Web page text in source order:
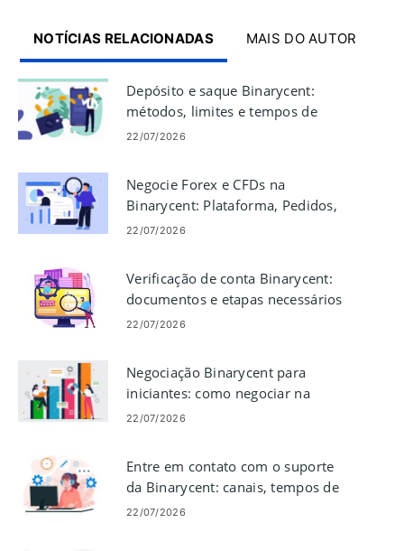
NOTÍCIAS RELACIONADAS MAIS DO AUTOR
Depósito e saque Binarycent:
métodos, limites e tempos de
processamento
22/07/2026
Negocie Forex e CFDs na
Binarycent: Plataforma, Pedidos,
Gerenciamento de Risco
22/07/2026
Verificação de conta Binarycent:
documentos e etapas necessários
22/07/2026
Negociação Binarycent para
iniciantes: como negociar na
plataforma
22/07/2026
Entre em contato com o suporte
da Binarycent: canais, tempos de
resposta e dicas
22/07/2026